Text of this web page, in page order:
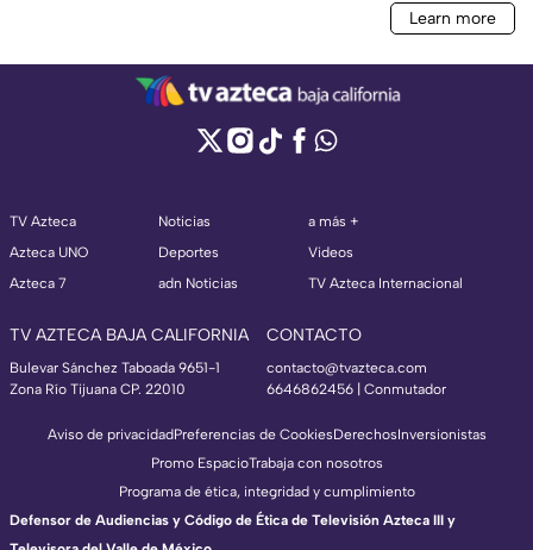
TV Azteca
Azteca UNO
Azteca 7
Noticias
Deportes
adn Noticias
a más +
Videos
TV Azteca Internacional
TV AZTECA BAJA CALIFORNIA
Bulevar Sánchez Taboada 9651-1
Zona Río Tijuana CP. 22010
CONTACTO
contacto@tvazteca.com
6646862456 | Conmutador
Aviso de privacidadPreferencias de CookiesDerechosInversionistas
Promo EspacioTrabaja con nosotros
Programa de ética, integridad y cumplimiento
Defensor de Audiencias y Código de Ética de Televisión Azteca III y